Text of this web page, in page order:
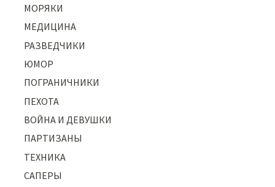
МОРЯКИ
МЕДИЦИНА
РАЗВЕДЧИКИ
ЮМОР
ПОГРАНИЧНИКИ
ПЕХОТА
ВОЙНА И ДЕВУШКИ
ПАРТИЗАНЫ
ТЕХНИКА
САПЕРЫ